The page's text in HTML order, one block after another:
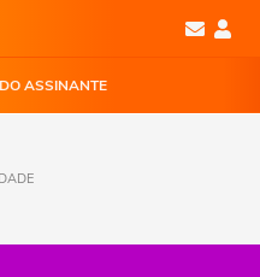
ASSINANTE